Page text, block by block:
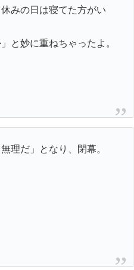
みの日は寝てた方がい
と妙に重ねちゃったよ。
理だ」となり、閉幕。